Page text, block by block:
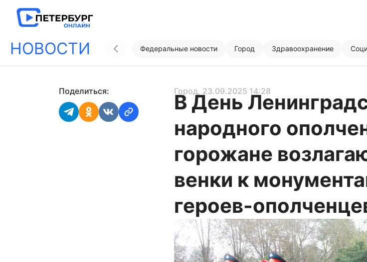
НОВОСТИ Федеральные новости Город Здравоохранение
Поделиться: Город, 23.09.2025 14:28
В День
народного
горожане
венки к
героев-